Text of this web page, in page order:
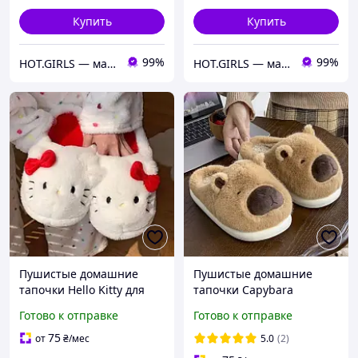
Купить
HOT.GIRLS — магазин женского белья, купальников и стильных образов для уверенных в себе девушек. 99%
Купить
HOT.GIRLS — магазин женского белья, купальников и стильных образов для уверенных в себе девушек. 99%
Пушистые домашние
тапочки Hello Kitty для
размер (10302)
Готово к отправке
от75₴/мес
Пушистые домашние
тапочки Capybara
девушек, 35 размер
(10425)
Готово к отправке
5.0 (2)